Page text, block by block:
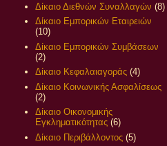
Δίκαιο Διεθνών Συναλλαγών (8)
Δίκαιο Εμπορικών Εταιρειών
(10)
Δίκαιο Εμπορικών Συμβάσεων
(2)
Δίκαιο Κεφαλαιαγοράς (4)
Δίκαιο Κοινωνικής Ασφαλίσεως
(2)
Δίκαιο Οικονομικής
Εγκληματικότητας (6)
Δίκαιο Περιβάλλοντος (5)